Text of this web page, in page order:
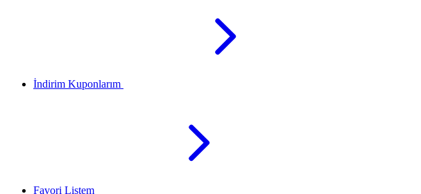
İndirim Kuponlarım
Favori Listem